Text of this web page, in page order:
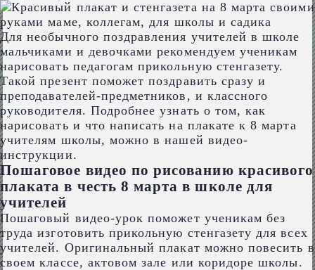
Для необычного поздравления учителей в школе
мальчиками и девочками рекомендуем ученикам
нарисовать педагогам прикольную стенгазету.
Такой презент поможет поздравить сразу и
преподавателей-предметников, и классного
руководителя. Подробнее узнать о том, как
нарисовать и что написать на плакате к 8 марта
учителям школы, можно в нашей видео-
инструкции.
Пошаговое видео по рисованию красивого
плаката в честь 8 марта в школе для
учителей
Пошаговый видео-урок поможет ученикам без
труда изготовить прикольную стенгазету для всех
учителей. Оригинальный плакат можно повесить в
своем классе, актовом зале или коридоре школы.